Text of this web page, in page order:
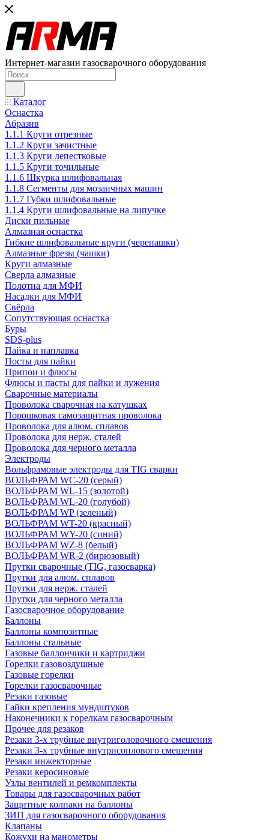
Интернет-магазин газосварочного оборудования
Каталог
Оснастка
Абразив
1.1.1 Круги отрезные
1.1.2 Круги зачистные
1.1.3 Круги лепестковые
1.1.5 Круги точильные
1.1.6 Шкурка шлифовальная
1.1.8 Сегменты для мозаичных машин
1.1.7 Губки шлифовальные
1.1.4 Круги шлифовальные на липучке
Диски пильные
Алмазная оснастка
Гибкие шлифовальные круги (черепашки)
Алмазные фрезы (чашки)
Круги алмазные
Сверла алмазные
Полотна для МФИ
Насадки для МФИ
Свёрла
Сопутствующая оснастка
Буры
SDS-plus
Пайка и наплавка
Посты для пайки
Припои и флюсы
Флюсы и пасты для пайки и лужения
Сварочные материалы
Проволока сварочная на катушках
Порошковая самозащитная проволока
Проволока для алюм. сплавов
Проволока для нерж. сталей
Проволока для черного металла
Электроды
Вольфрамовые электроды для TIG сварки
ВОЛЬФРАМ WC-20 (серый)
ВОЛЬФРАМ WL-15 (золотой)
ВОЛЬФРАМ WL-20 (голубой)
ВОЛЬФРАМ WP (зеленый)
ВОЛЬФРАМ WT-20 (красный)
ВОЛЬФРАМ WY-20 (синий)
ВОЛЬФРАМ WZ-8 (белый)
ВОЛЬФРАМ WR-2 (бирюзовый)
Прутки сварочные (TIG, газосварка)
Прутки для алюм. сплавов
Прутки для нерж. сталей
Прутки для черного металла
Газосварочное оборудование
Баллоны
Баллоны композитные
Баллоны стальные
Газовые баллончики и картриджи
Горелки газовоздушные
Газовые горелки
Горелки газосварочные
Резаки газовые
Гайки крепления мундштуков
Наконечники к горелкам газосварочным
Прочее для резаков
Резаки 3-х трубные внутриголовочного смешения
Резаки 3-х трубные внутрисоплового смешения
Резаки инжекторные
Резаки керосиновые
Узлы вентилей и ремкомплекты
Товары для газосварочных работ
Защитные колпаки на баллоны
ЗИП для газосварочного оборудования
Клапаны
Кожухи на манометры